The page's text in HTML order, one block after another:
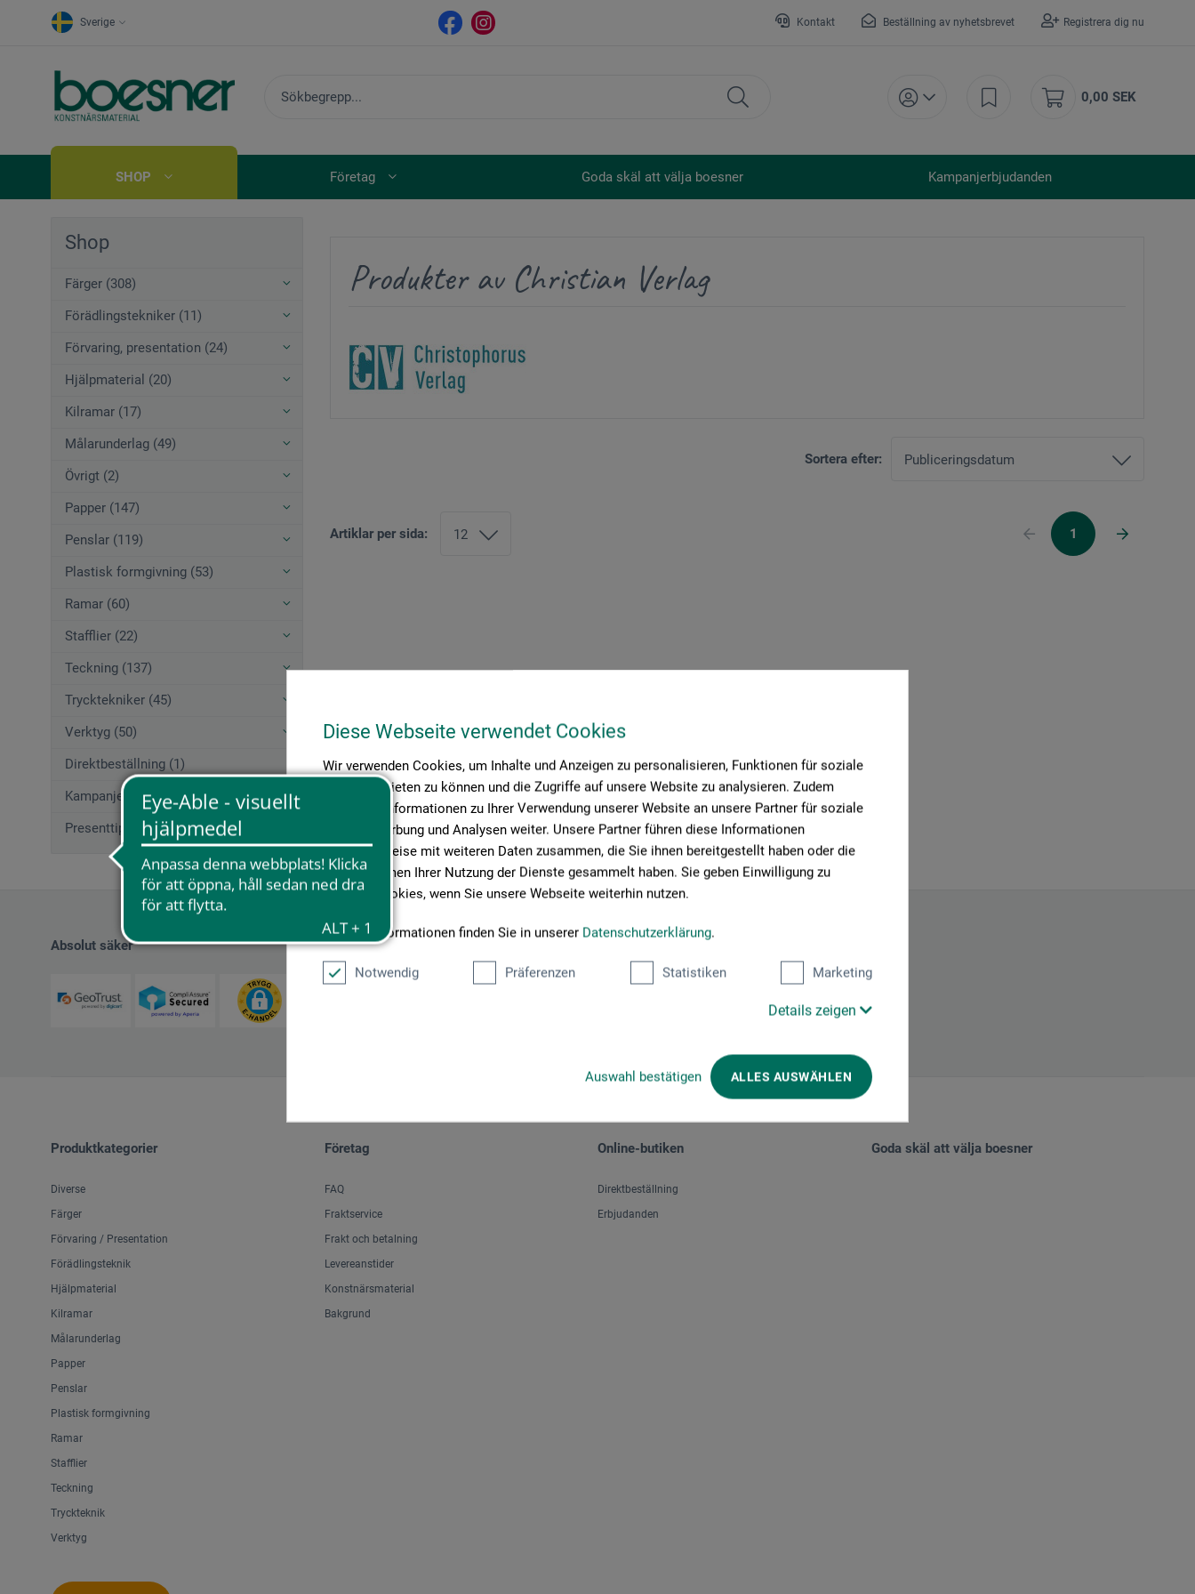
Diese Webseite verwendet Cookies
Wir verwenden Cookies, um Inhalte und Anzeigen zu personalisieren, Funktionen für soziale
Medien anbieten zu können und die Zugriffe auf unsere Website zu analysieren. Zudem
geben wir Informationen zu Ihrer Verwendung unserer Website an unsere Partner für soziale
Medien, Werbung und Analysen weiter. Unsere Partner führen diese Informationen
möglicherweise mit weiteren Daten zusammen, die Sie ihnen bereitgestellt haben oder die
sie im Rahmen Ihrer Nutzung der Dienste gesammelt haben. Sie geben Einwilligung zu
unseren Cookies, wenn Sie unsere Webseite weiterhin nutzen.
Weitere Informationen finden Sie in unserer Datenschutzerklärung.
Notwendig Präferenzen Statistiken Marketing
Details zeigen
Auswahl bestätigen ALLES AUSWÄHLEN
Sverige Kontakt Beställning av nyhetsbrevet Registrera dig nu
0,00 SEK
SHOP Företag Goda skäl att välja boesner Kampanjerbjudanden
Shop
Färger (308)
Förädlingstekniker (11)
Förvaring, presentation (24)
Hjälpmaterial (20)
Kilramar (17)
Målarunderlag (49)
Övrigt (2)
Papper (147)
Penslar (119)
Plastisk formgivning (53)
Ramar (60)
Stafflier (22)
Teckning (137)
Trycktekniker (45)
Verktyg (50)
Direktbeställning (1)
Kampanjerbjudanden
Presenttips (12)
Produkter av Christian Verlag
Sortera efter:
Artiklar per sida: 1
Absolut säker Välj betalningssätt
Produktkategorier
Diverse
Färger
Förvaring / Presentation
Förädlingsteknik
Hjälpmaterial
Kilramar
Målarunderlag
Papper
Penslar
Plastisk formgivning
Ramar
Stafflier
Teckning
Tryckteknik
Verktyg
Företag
FAQ
Fraktservice
Frakt och betalning
Levereanstider
Konstnärsmaterial
Bakgrund
Online-butiken
Direktbeställning
Erbjudanden
Goda skäl att välja boesner